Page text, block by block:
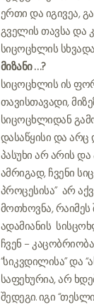
ერთი და იგივეა,
გველის თავსა და
სიცოცხლის
მიზანი . . .?
სიცოცხლის ის
თავისთავადი,
სიცოცხლიდან
დასაწყისი და
პასუხი არ არის
ამრიგად, ჩვენი
პროცესისა” არ
მოთხოვნა,
ადამიანის
ჩვენ –
“სიკვდილისა” და
საფეხურია, არ
შედეგი. იგი